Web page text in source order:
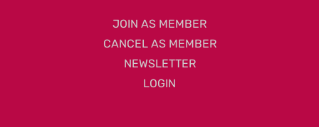
JOIN AS MEMBER
CANCEL AS MEMBER
NEWSLETTER
LOGIN